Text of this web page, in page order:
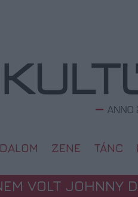
ZENE TÁNC
VOLT JOHNNY